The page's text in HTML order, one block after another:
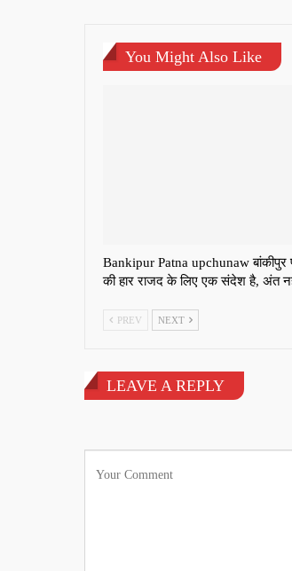
You Might Also Like
Bankipur Patna upchunaw बांकीपुर
की हार राजद के लिए एक संदेश है, अंत
PREV NEXT
LEAVE A REPLY